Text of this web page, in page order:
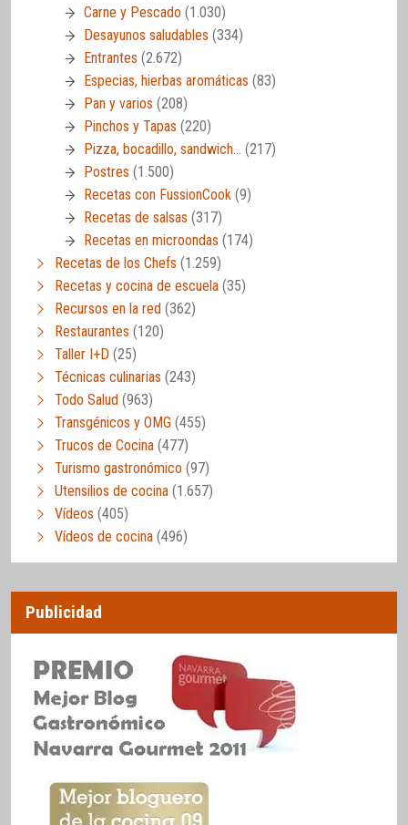
Carne y Pescado (1.030)
Desayunos saludables (334)
Entrantes (2.672)
Especias, hierbas aromáticas (83)
Pan y varios (208)
Pinchos y Tapas (220)
Pizza, bocadillo, sandwich… (217)
Postres (1.500)
Recetas con FussionCook (9)
Recetas de salsas (317)
Recetas en microondas (174)
Recetas de los Chefs (1.259)
Recetas y cocina de escuela (35)
Recursos en la red (362)
Restaurantes (120)
Taller I+D (25)
Técnicas culinarias (243)
Todo Salud (963)
Transgénicos y OMG (455)
Trucos de Cocina (477)
Turismo gastronómico (97)
Utensilios de cocina (1.657)
Vídeos (405)
Vídeos de cocina (496)
Publicidad